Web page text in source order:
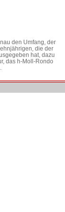
den Umfang, der
die der
hat, dazu
das h-Moll-Rondo